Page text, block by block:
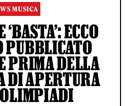
MUSICA
ECCO
PUBBLICATO
PRIMA DELLA
DI APERTURA